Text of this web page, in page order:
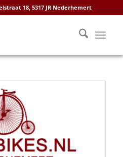
18, 5317 JR Nederhemert